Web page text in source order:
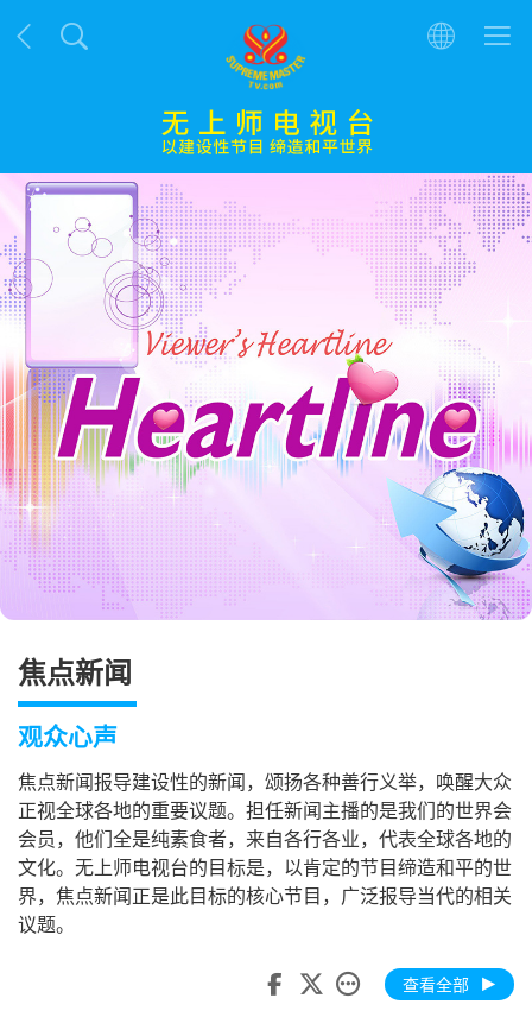
焦点新闻
观众心声
焦点新闻报导建设性的新闻，颂扬各种善行义举，唤醒大众
正视全球各地的重要议题。担任新闻主播的是我们的世界会
会员，他们全是纯素食者，来自各行各业，代表全球各地的
文化。无上师电视台的目标是，以肯定的节目缔造和平的世
界，焦点新闻正是此目标的核心节目，广泛报导当代的相关
议题。
查看全部